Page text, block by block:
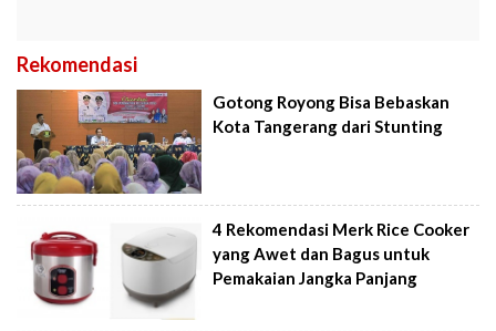
Rekomendasi
Gotong Royong Bisa Bebaskan
Kota Tangerang dari Stunting
4 Rekomendasi Merk Rice Cooker
yang Awet dan Bagus untuk
Pemakaian Jangka Panjang